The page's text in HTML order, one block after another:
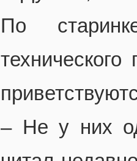
По
– Не у них